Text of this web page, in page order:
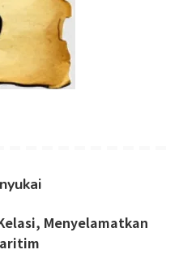
Menyelamatkan